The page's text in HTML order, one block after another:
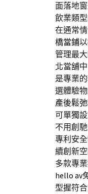
面落地
飲業類
在通常
橋當鋪
管理最
北當舖
是專業
選體驗
產後鬆弛
可單獨
不用創
專利安
續創新
多款專業
hello av
型握符